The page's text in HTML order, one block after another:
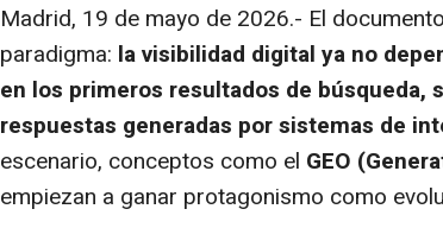
Madrid, 19 de mayo de 2026.- El
paradigma: la visibilidad digital ya no
en los primeros resultados de búsqueda,
respuestas generadas por sistemas de
escenario, conceptos como el GEO
empiezan a ganar protagonismo como